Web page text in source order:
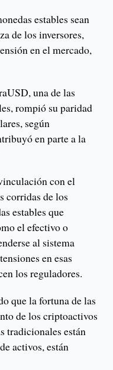
estables sean
de los inversores,
en el mercado,
una de las
rompió su paridad
según
en parte a la
con el
corridas de los
estables que
el efectivo o
al sistema
en esas
los reguladores.
que la fortuna de las
de los criptoactivos
tradicionales están
activos, están